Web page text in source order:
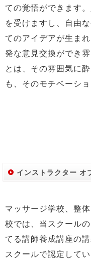
ての覚悟ができます
を受けますし、自由
てのアイデアが生ま
発な意見交換ができ
とは、その雰囲気に
も、そのモチベーシ
インストラクター オ
マッサージ学校、整
校では、当スクール
てる講師養成講座の
スクールで認定して